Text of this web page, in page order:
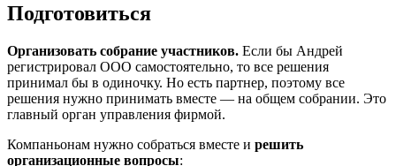
Подготовиться
Организовать собрание участников. Если бы Андрей
регистрировал ООО самостоятельно, то все решения
принимал бы в одиночку. Но есть партнер, поэтому все
решения нужно принимать вместе — на общем собрании. Это
главный орган управления фирмой.
Компаньонам нужно собраться вместе и решить
организационные вопросы: